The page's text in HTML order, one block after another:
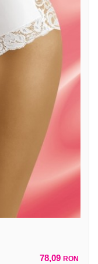
78,09 RON